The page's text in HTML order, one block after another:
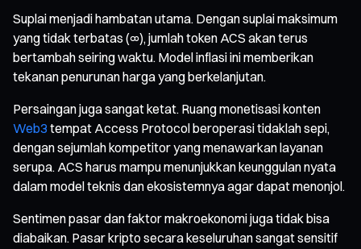
Suplai menjadi hambatan utama. Dengan suplai maksimum
yang tidak terbatas (∞), jumlah token ACS akan terus
bertambah seiring waktu. Model inflasi ini memberikan
tekanan penurunan harga yang berkelanjutan.
Persaingan juga sangat ketat. Ruang monetisasi konten
Web3 tempat Access Protocol beroperasi tidaklah sepi,
dengan sejumlah kompetitor yang menawarkan layanan
serupa. ACS harus mampu menunjukkan keunggulan nyata
dalam model teknis dan ekosistemnya agar dapat menonjol.
Sentimen pasar dan faktor makroekonomi juga tidak bisa
diabaikan. Pasar kripto secara keseluruhan sangat sensitif